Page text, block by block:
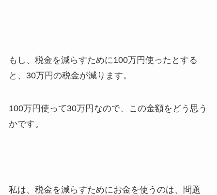
もし、税金を減らすために100万円使ったとする
と、30万円の税金が減ります。
100万円使って30万円なので、この金額をどう思う
かです。
私は、税金を減らすためにお金を使うのは、問題